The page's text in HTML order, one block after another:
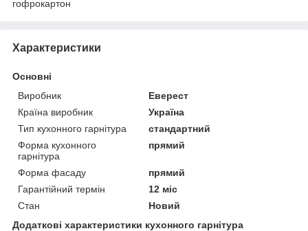
гофрокартон
Характеристики
Основні
Виробник
Еверест
Країна виробник
Україна
Тип кухонного гарнітура
стандартний
Форма кухонного
гарнітура
прямий
Форма фасаду
прямий
Гарантійний термін
12 міс
Стан
Новий
Додаткові характеристики кухонного гарнітура